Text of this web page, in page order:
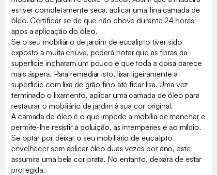
estiver completamente seca, aplicar uma fina camada de
óleo. Certificar-se de que não chove durante 24 horas
após a aplicação do óleo.
Se o seu mobiliário de jardim de eucalipto tiver sido
exposto a muita chuva, poderá notar que as fibras da
superfície incharam um pouco e que toda a coisa parece
mais áspera. Para remediar isto, lixar ligeiramente a
superfície com lixa de grão fino até ficar lisa. Uma vez
terminado o lixamento, aplicar uma camada de óleo para
restaurar o mobiliário de jardim à sua cor original.
A camada de óleo é o que impede a mobília de manchar e
permite-lhe resistir à poluição, às intempéries e ao míldio.
Se optar por deixar o seu mobiliário de eucalipto
envelhecer sem aplicar óleo duas vezes por ano, este
assumirá uma bela cor prata. No entanto, deixará de estar
protegida.